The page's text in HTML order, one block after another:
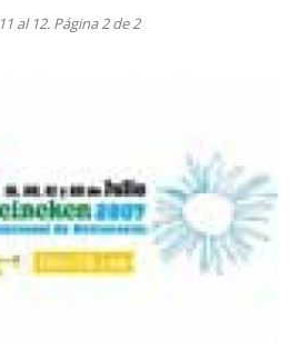
al 12. Página 2 de 2